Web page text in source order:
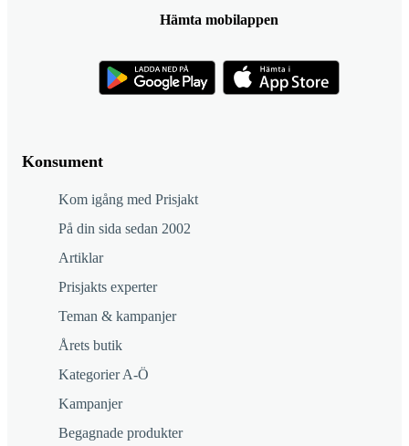
Konsument
Kom igång med Prisjakt
På din sida sedan 2002
Artiklar
Prisjakts experter
Teman & kampanjer
Årets butik
Kategorier A-Ö
Kampanjer
Begagnade produkter
Hämta mobilappen